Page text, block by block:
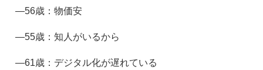
―56歳：物価安
―55歳：知人がいるから
―61歳：デジタル化が遅れている